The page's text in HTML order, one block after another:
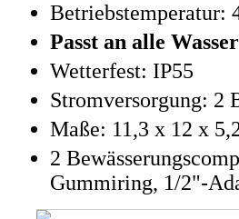
Betriebstemperatur:
Passt an alle
Wetterfest: IP55
Stromversorgung: 2
Maße: 11,3 x 12 x
2
Gummiring, 1/2"-